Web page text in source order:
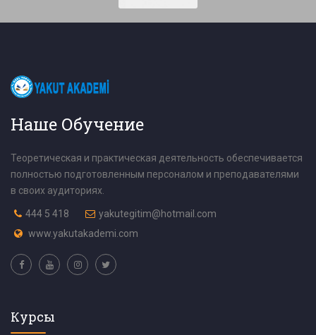
Наше Обучение
Теоретическая и практическая деятельность обеспечивается
полностью подготовленным персоналом и преподавателями
в своих аудиториях.
444 5 418
yakutegitim@hotmail.com
www.yakutakademi.com
Курсы